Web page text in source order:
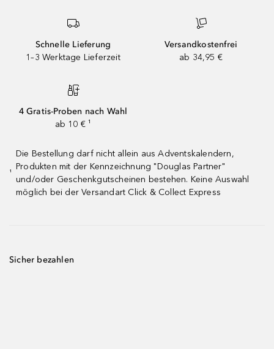
Schnelle Lieferung
1–3 Werktage Lieferzeit
Versandkostenfrei
ab 34,95 €
4 Gratis-Proben nach Wahl
ab 10 € ¹
¹
Die Bestellung darf nicht allein aus Adventskalendern,
Produkten mit der Kennzeichnung "Douglas Partner"
und/oder Geschenkgutscheinen bestehen. Keine Auswahl
möglich bei der Versandart Click & Collect Express
Sicher bezahlen